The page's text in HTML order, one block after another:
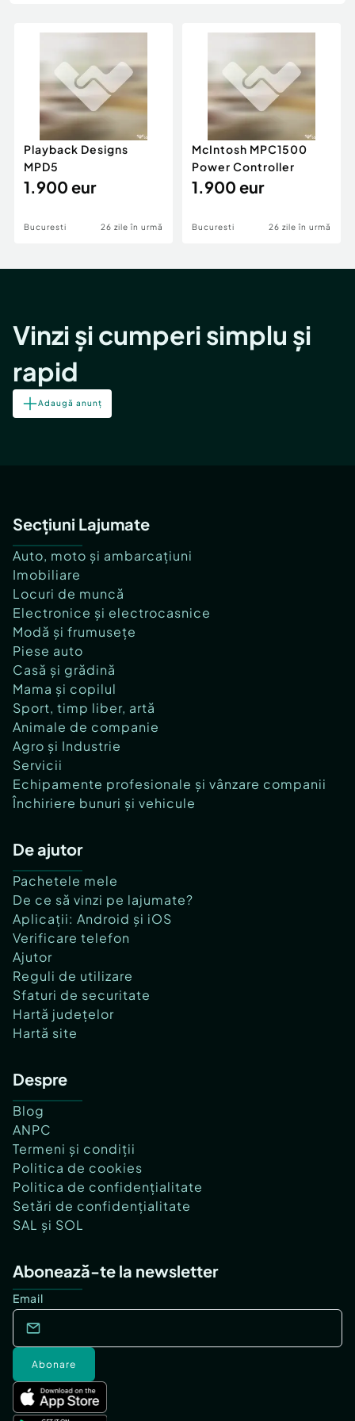
Afaceri și echipamente profesionale
Inchiriere Bunuri si Vehicule
Piese auto si accesorii
Playback Designs
MPD5
1.900 eur
Bucuresti 26 zile în urmă
McIntosh MPC1500
Power Controller
1.900 eur
Bucuresti 26 zile în urmă
Vinzi și cumperi simplu și
rapid
Adaugă anunț
Secțiuni Lajumate
Auto, moto și ambarcațiuni
Imobiliare
Locuri de muncă
Electronice și electrocasnice
Modă și frumusețe
Piese auto
Casă și grădină
Mama și copilul
Sport, timp liber, artă
Animale de companie
Agro și Industrie
Servicii
Echipamente profesionale și vânzare companii
Închiriere bunuri și vehicule
De ajutor
Pachetele mele
De ce să vinzi pe lajumate?
Aplicații: Android și iOS
Verificare telefon
Ajutor
Reguli de utilizare
Sfaturi de securitate
Hartă județelor
Hartă site
Despre
Blog
ANPC
Termeni și condiții
Politica de cookies
Politica de confidențialitate
Setări de confidențialitate
SAL și SOL
Abonează-te la newsletter
Email
Abonare